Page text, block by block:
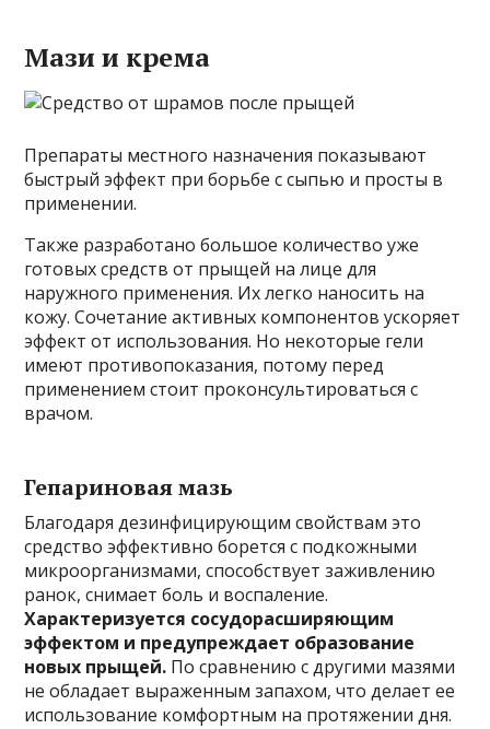
Мази и крема
Препараты местного назначения показывают
быстрый эффект при борьбе с сыпью и просты в
применении.
Также разработано большое количество уже
готовых средств от прыщей на лице для
наружного применения. Их легко наносить на
кожу. Сочетание активных компонентов ускоряет
эффект от использования. Но некоторые гели
имеют противопоказания, потому перед
применением стоит проконсультироваться с
врачом.
Гепариновая мазь
Благодаря дезинфицирующим свойствам это
средство эффективно борется с подкожными
микроорганизмами, способствует заживлению
ранок, снимает боль и воспаление.
Характеризуется сосудорасширяющим
эффектом и предупреждает образование
новых прыщей. По сравнению с другими мазями
не обладает выраженным запахом, что делает ее
использование комфортным на протяжении дня.